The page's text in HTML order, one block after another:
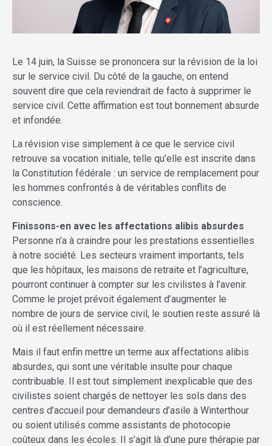
Le 14 juin, la Suisse se prononcera sur la révision de la loi
sur le service civil. Du côté de la gauche, on entend
souvent dire que cela reviendrait de facto à supprimer le
service civil. Cette affirmation est tout bonnement absurde
et infondée.
La révision vise simplement à ce que le service civil
retrouve sa vocation initiale, telle qu’elle est inscrite dans
la Constitution fédérale : un service de remplacement pour
les hommes confrontés à de véritables conflits de
conscience.
Finissons-en avec les affectations alibis absurdes
Personne n’a à craindre pour les prestations essentielles
à notre société. Les secteurs vraiment importants, tels
que les hôpitaux, les maisons de retraite et l’agriculture,
pourront continuer à compter sur les civilistes à l’avenir.
Comme le projet prévoit également d’augmenter le
nombre de jours de service civil, le soutien reste assuré là
où il est réellement nécessaire.
Mais il faut enfin mettre un terme aux affectations alibis
absurdes, qui sont une véritable insulte pour chaque
contribuable. Il est tout simplement inexplicable que des
civilistes soient chargés de nettoyer les sols dans des
centres d’accueil pour demandeurs d’asile à Winterthour
ou soient utilisés comme assistants de photocopie
coûteux dans les écoles. Il s’agit là d’une pure thérapie par